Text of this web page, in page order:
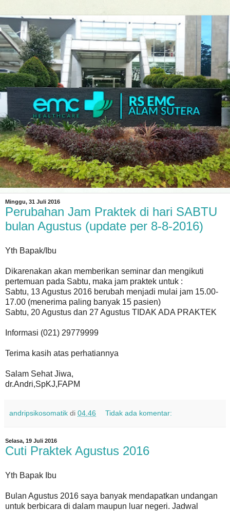
Minggu, 31 Juli 2016
Perubahan Jam Praktek di hari SABTU
bulan Agustus (update per 8-8-2016)
Yth Bapak/Ibu
Dikarenakan akan memberikan seminar dan mengikuti
pertemuan pada Sabtu, maka jam praktek untuk :
Sabtu, 13 Agustus 2016 berubah menjadi mulai jam 15.00-
17.00 (menerima paling banyak 15 pasien)
Sabtu, 20 Agustus dan 27 Agustus TIDAK ADA PRAKTEK
Informasi (021) 29779999
Terima kasih atas perhatiannya
Salam Sehat Jiwa,
dr.Andri,SpKJ,FAPM
andripsikosomatik di 04.46 Tidak ada komentar:
Selasa, 19 Juli 2016
Cuti Praktek Agustus 2016
Yth Bapak Ibu
Bulan Agustus 2016 saya banyak mendapatkan undangan
untuk berbicara di dalam maupun luar negeri. Jadwal